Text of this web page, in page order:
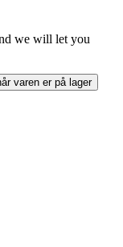
we will let you
varen er på lager